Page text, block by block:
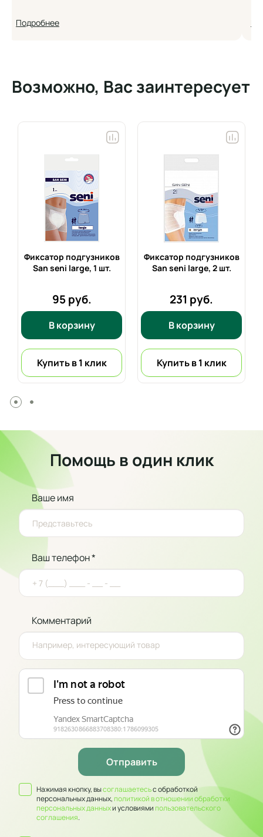
Подробнее
Возможно, Вас заинтересует
Фиксатор подгузников
San seni large, 1 шт.
95 руб.
В корзину
Купить в 1 клик
Фиксатор подгузников
San seni large, 2 шт.
231 руб.
В корзину
Купить в 1 клик
Помощь в один клик
Ваше имя
Ваш телефон *
Комментарий
Нажимая кнопку, высоглашаетесьс обработкой
персональных данных,политикой в отношении обработки
персональных данныхи условиямипользовательского
соглашения.